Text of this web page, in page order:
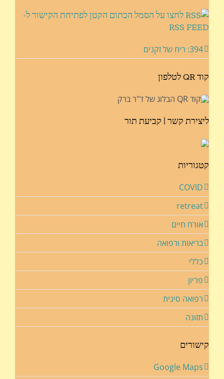
לחצו על הסמל הכתום הקטן לפתיחת הקישור ל-
RSS FEED
394: ריח של זקנים
קוד QR לטלפון
ליצירת קשר | קביעת תור
קטגוריות
COVID
retreat
אורח חיים
בריאות ורפואה
כללי
פריון
רפואה סינית
תזונה
קישורים
Google Maps